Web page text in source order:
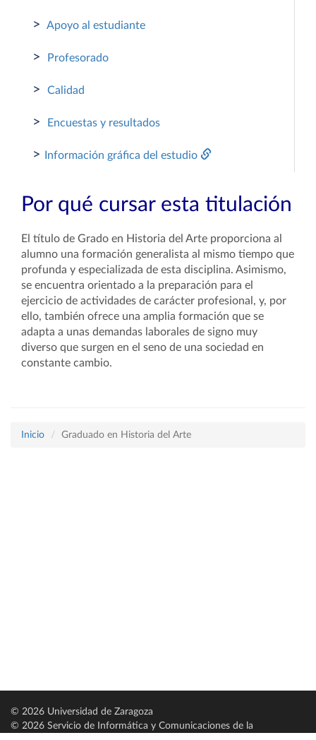
> Apoyo al estudiante
> Profesorado
> Calidad
> Encuestas y resultados
> Información gráfica del estudio
Por qué cursar esta titulación
El título de Grado en Historia del Arte proporciona al
alumno una formación generalista al mismo tiempo que
profunda y especializada de esta disciplina. Asimismo,
se encuentra orientado a la preparación para el
ejercicio de actividades de carácter profesional, y, por
ello, también ofrece una amplia formación que se
adapta a unas demandas laborales de signo muy
diverso que surgen en el seno de una sociedad en
constante cambio.
Inicio Graduado en Historia del Arte
© 2026 Universidad de Zaragoza
© 2026 Servicio de Informática y Comunicaciones de la